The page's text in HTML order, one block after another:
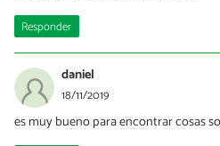
Responder
daniel
18/11/2019
es muy bueno para encontrar cosas